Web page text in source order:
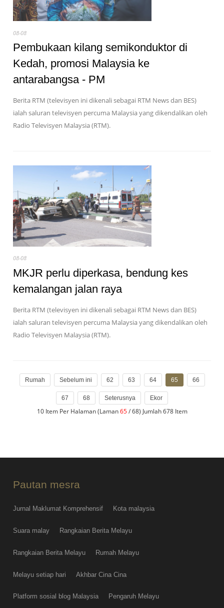
08-08
Pembukaan kilang semikonduktor di
Kedah, promosi Malaysia ke
antarabangsa - PM
Berita RTM (televisyen ini dikenali sebagai RTM News dan BES)
ialah saluran televisyen percuma Malaysia yang dikendalikan oleh
Radio Televisyen Malaysia (RTM).
08-08
MKJR perlu diperkasa, bendung kes
kemalangan jalan raya
Berita RTM (televisyen ini dikenali sebagai RTM News dan BES)
ialah saluran televisyen percuma Malaysia yang dikendalikan oleh
Radio Televisyen Malaysia (RTM).
Rumah Sebelum ini 62 63 64 65 66
67 68 Seterusnya Ekor
10 Item Per Halaman (Laman65/ 68) Jumlah 678 Item
Pautan mesra
Jurnal Maklumat Komprehensif Kota malaysia
Suara malay Rangkaian Berita Melayu
Rangkaian Berita Melayu Rumah Melayu
Melayu setiap hari Akhbar Cina Cina
Platform sosial blog Malaysia Pengaruh Melayu